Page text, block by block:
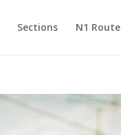
Sections N1 Route